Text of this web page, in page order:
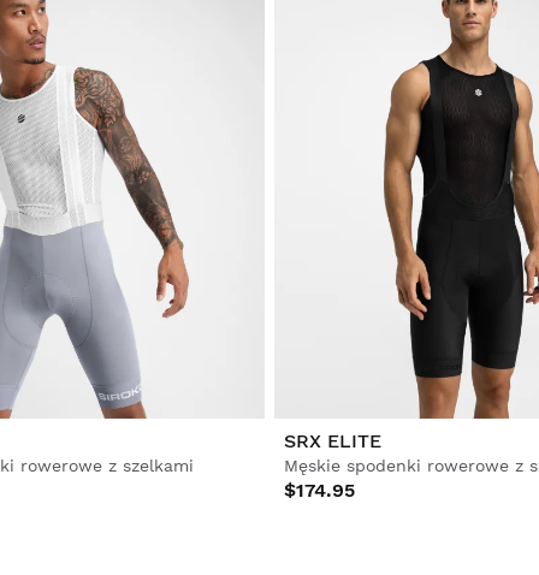
rowerowe z szelkami
SRX ELITE
Męskie spodenki rowerowe z
$174.95